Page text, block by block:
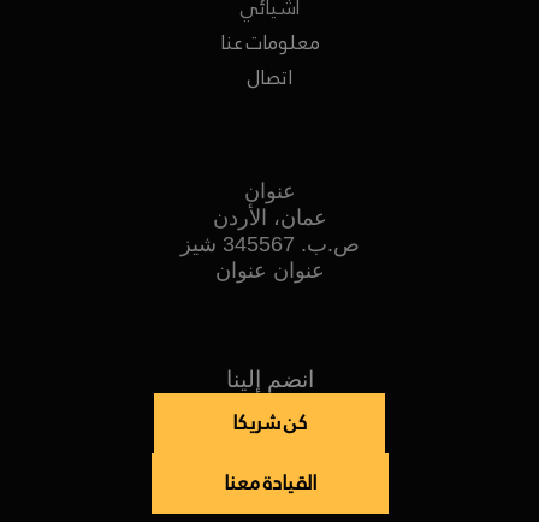
أشيائي
معلومات عنا
اتصال
عنوان
عمان، الأردن
ص.ب. 345567 شيز
عنوان عنوان
انضم إلينا
كن شريكا
القيادة معنا